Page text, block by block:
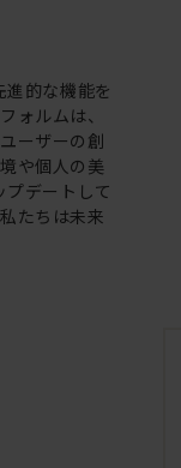
的な機能を
ォルムは、
ーザーの創
や個人の美
デートして
たちは未来